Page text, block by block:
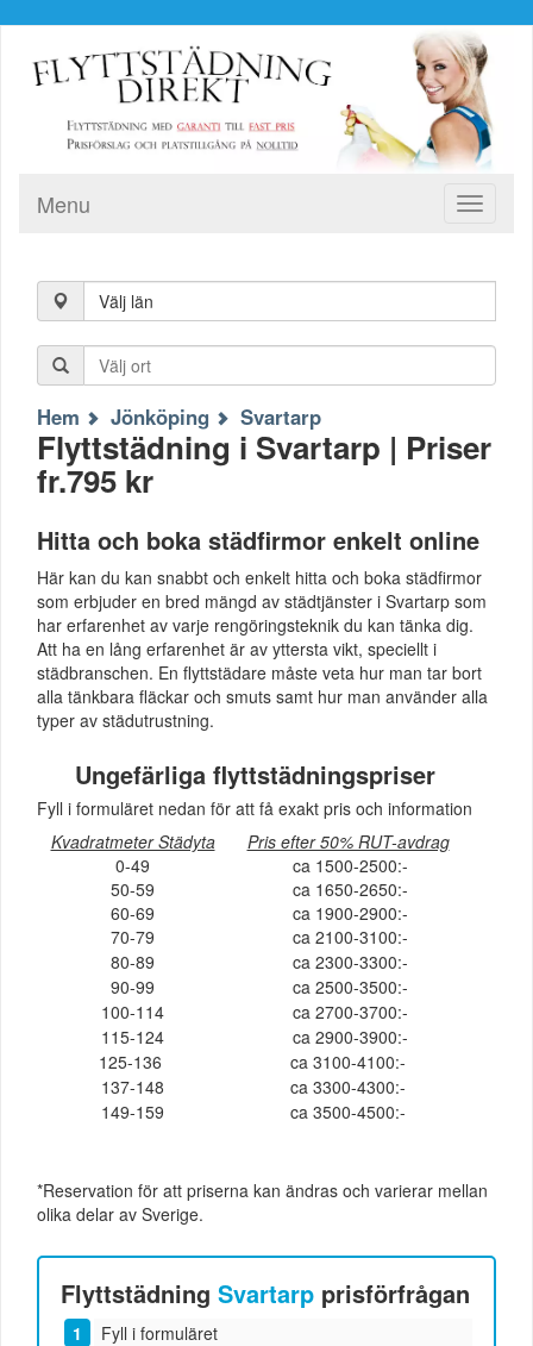
Toggle
Menu
Välj län
Hem Jönköping Svartarp
Flyttstädning i Svartarp | Priser
fr.795 kr
Hitta och boka städfirmor enkelt online
Här kan du kan snabbt och enkelt hitta och boka städfirmor
som erbjuder en bred mängd av städtjänster i Svartarp som
har erfarenhet av varje rengöringsteknik du kan tänka dig.
Att ha en lång erfarenhet är av yttersta vikt, speciellt i
städbranschen. En flyttstädare måste veta hur man tar bort
alla tänkbara fläckar och smuts samt hur man använder alla
typer av städutrustning.
Ungefärliga flyttstädningspriser
Fyll i formuläret nedan för att få exakt pris och information
Kvadratmeter Städyta
Pris efter 50% RUT-avdrag
0-49
ca 1500-2500:-
50-59
ca 1650-2650:-
60-69
ca 1900-2900:-
70-79
ca 2100-3100:-
80-89
ca 2300-3300:-
90-99
ca 2500-3500:-
100-114
ca 2700-3700:-
115-124
ca 2900-3900:-
125-136
ca 3100-4100:-
137-148
ca 3300-4300:-
149-159
ca 3500-4500:-
*Reservation för att priserna kan ändras och varierar mellan
olika delar av Sverige.
FlyttstädningSvartarp prisförfrågan
Fyll i formuläret